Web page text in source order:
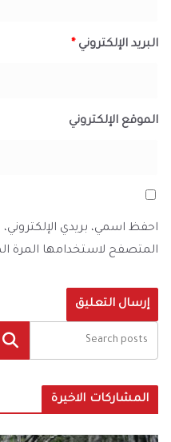
البريد الإلكتروني*
الموقع الإلكتروني
احفظ اسمي، بريدي الإلكتروني،
المتصفح لاستخدامها المرة
البحث
المشاركات الاخيرة